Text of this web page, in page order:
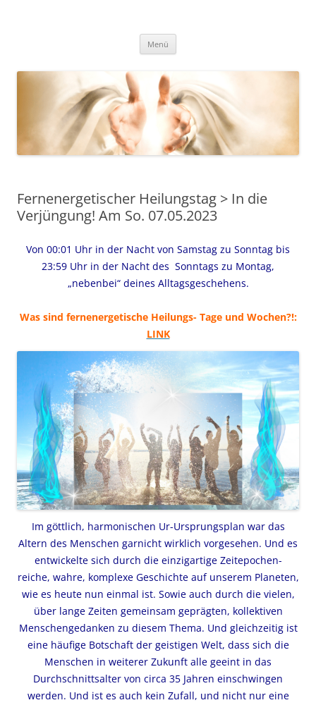
Unterstützung zu dir Selbst. Dein
wahres, heiles, freies, goldenes,
ursprüngliches Herz, Sein und
Leben. Durch mit Gott, Christus,
den Engeln und Lichtwesen im
Einklang und Eins sein.
FREQUENZAUSWIRKUNGEN VIA BOTSCHAFTEN, HELLSICHT UND
Menü
Fernenergetischer Heilungstag > In die
Verjüngung! Am So. 07.05.2023
Von 00:01 Uhr in der Nacht von Samstag zu Sonntag bis
23:59 Uhr in der Nacht des Sonntags zu Montag,
„nebenbei“ deines Alltagsgeschehens.
Was sind fernenergetische Heilungs- Tage und Wochen?!:
LINK
Im göttlich, harmonischen Ur-Ursprungsplan war das
Altern des Menschen garnicht wirklich vorgesehen. Und es
entwickelte sich durch die einzigartige Zeitepochen-
reiche, wahre, komplexe Geschichte auf unserem Planeten,
wie es heute nun einmal ist. Sowie auch durch die vielen,
über lange Zeiten gemeinsam geprägten, kollektiven
Menschengedanken zu diesem Thema. Und gleichzeitig ist
eine häufige Botschaft der geistigen Welt, dass sich die
Menschen in weiterer Zukunft alle geeint in das
Durchschnittsalter von circa 35 Jahren einschwingen
werden. Und ist es auch kein Zufall, und nicht nur eine